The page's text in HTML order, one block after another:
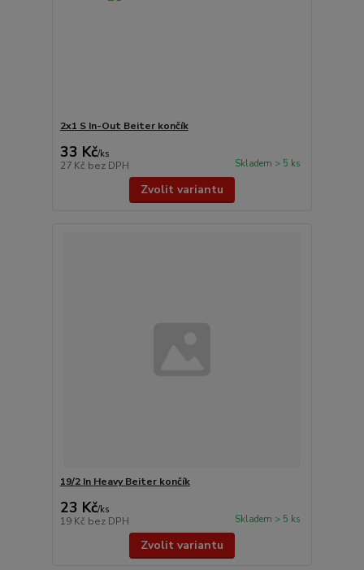
2x1 S In-Out Beiter končík
33 Kč/ks
27 Kč bez DPH Skladem > 5 ks
Zvolit variantu
19/2 In Heavy Beiter končík
23 Kč/ks
19 Kč bez DPH Skladem > 5 ks
Zvolit variantu